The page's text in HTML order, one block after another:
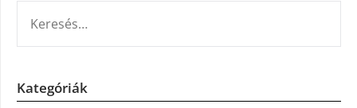
Kategóriák